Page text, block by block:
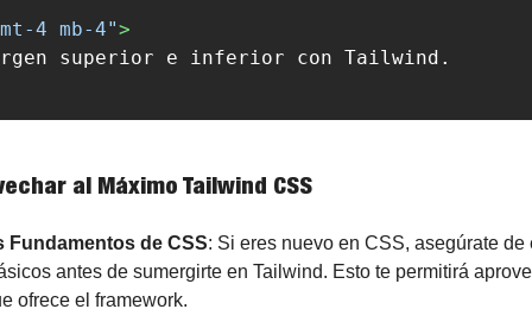
4 mb-4">
al Máximo Tailwind CSS
Fundamentos de CSS: Si eres nuevo en CSS, asegúrate de
antes de sumergirte en Tailwind. Esto te permitirá
ofrece el framework.